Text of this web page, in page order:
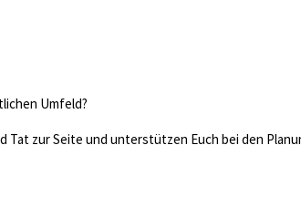
Umfeld?
zur Seite und unterstützen Euch bei den